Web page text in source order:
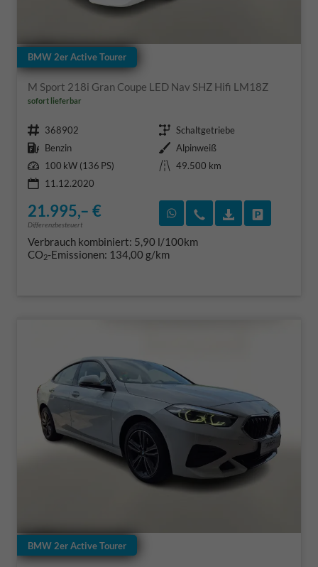
BMW 2er Active Tourer
M Sport 218i Gran Coupe LED Nav SHZ Hifi LM18Z
sofort lieferbar
Fahrzeugnr. 368902 Getriebe Schaltgetriebe
Kraftstoff Benzin Außenfarbe Alpinweiß
Leistung 100 kW (136 PS) Kilometerstand
49.500 km
11.12.2020
21.995,– €
Differenzbesteuert
Rückruf vereinbaren
Wir rufen Sie an
Verbrauch kombiniert: 5,90 l/100km
CO2-Emissionen: 134,00 g/km
BMW 2er Active Tourer